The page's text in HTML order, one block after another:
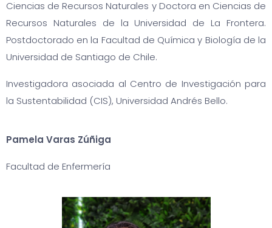
Ciencias de Recursos Naturales y Doctora en Ciencias de
Recursos Naturales de la Universidad de La Frontera.
Postdoctorado en la Facultad de Química y Biología de la
Universidad de Santiago de Chile.
Investigadora asociada al Centro de Investigación para
la Sustentabilidad (CIS), Universidad Andrés Bello.
Pamela Varas Zúñiga
Facultad de Enfermería